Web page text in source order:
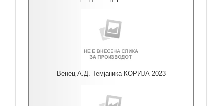
Венец А.Д. Темјаника КОРИЈА 2023